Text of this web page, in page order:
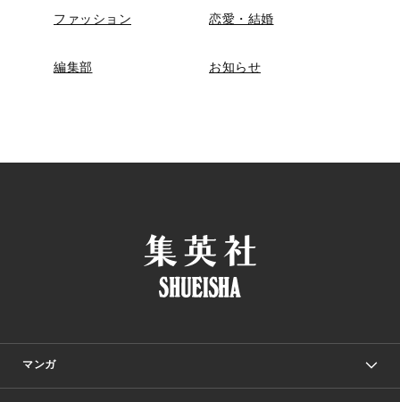
ファッション 恋愛・結婚
編集部 お知らせ
マンガ